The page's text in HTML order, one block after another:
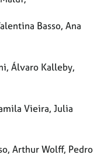
Basso, Ana
Álvaro Kalleby,
Vieira, Julia
Arthur Wolff, Pedro